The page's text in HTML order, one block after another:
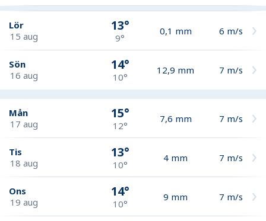
Lör
15 aug
13°
9°
0,1 mm 6 m/s
Sön
16 aug
14°
10°
12,9 mm 7 m/s
Mån
17 aug
15°
12°
7,6 mm 7 m/s
Tis
18 aug
13°
10°
4 mm 7 m/s
Ons
19 aug
14°
10°
9 mm 7 m/s